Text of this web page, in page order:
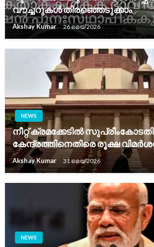
വൗച്ചറുകൾ തിരഞ്ഞെടുക്കാം
Akshay Kumar 26 മെയ്‌ 2026
NEWS
നീറ്റ് ക്രമക്കേടില്‍
കേന്ദ്രത്തിനെതിരെ രൂക്ഷ
Akshay Kumar 31 മെയ്‌ 2026
NEWS